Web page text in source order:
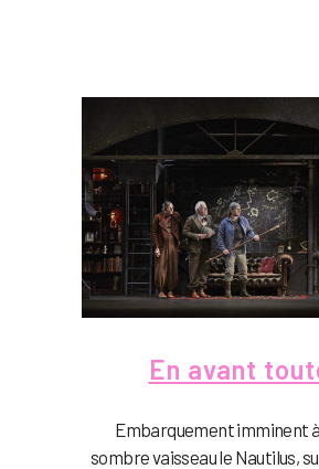
En avant
Embarquement imminent
sombre vaisseau le Nautilus,